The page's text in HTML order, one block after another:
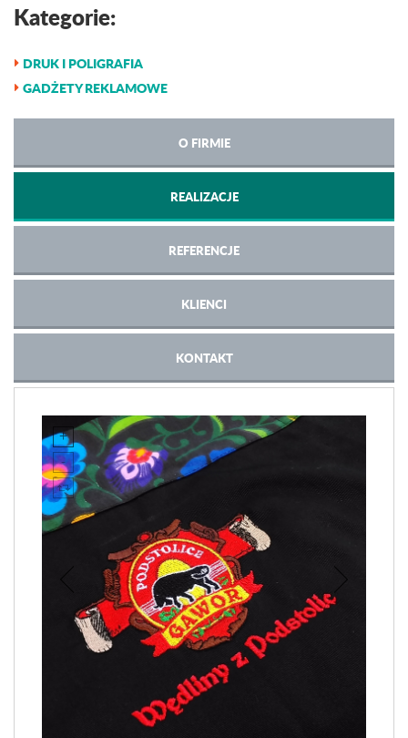
Kategorie:
DRUK I POLIGRAFIA
GADŻETY REKLAMOWE
O FIRMIE
REALIZACJE
REFERENCJE
KLIENCI
KONTAKT